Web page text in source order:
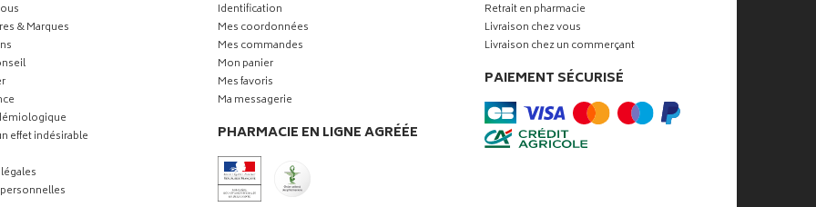
& Marques
effet indésirable
Identification
Mes coordonnées
Mes commandes
Mon panier
Mes favoris
Ma messagerie
PHARMACIE EN LIGNE AGRÉÉE
Retrait en pharmacie
Livraison chez vous
Livraison chez un commerçant
PAIEMENT SÉCURISÉ